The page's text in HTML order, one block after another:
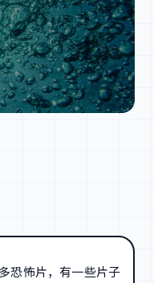
恐怖片，有一些片子